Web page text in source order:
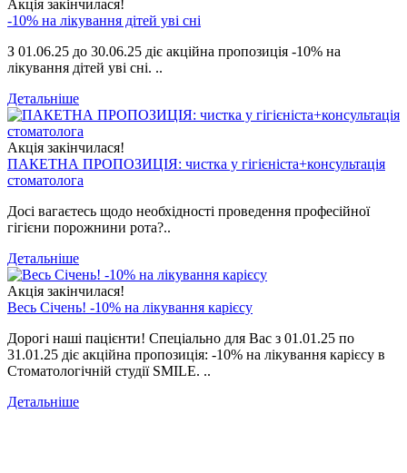
Акція закінчилася!
-10% на лікування дітей уві сні
З 01.06.25 до 30.06.25 діє акційна пропозиція -10% на
лікування дітей уві сні. ..
Детальніше
Акція закінчилася!
ПАКЕТНА ПРОПОЗИЦІЯ: чистка у гігієніста+консультація
стоматолога
Досі вагаєтесь щодо необхідності проведення професійної
гігієни порожнини рота?..
Детальніше
Акція закінчилася!
Весь Січень! -10% на лікування карієсу
Дорогі наші пацієнти! Спеціально для Вас з 01.01.25 по
31.01.25 діє акційна пропозиція: -10% на лікування карієсу в
Стоматологічній студії SMILE. ..
Детальніше